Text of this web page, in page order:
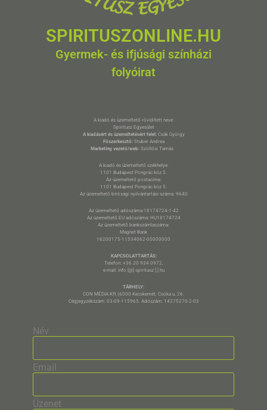
SPIRITUSZONLINE.HU
Gyermek- és ifjúsági színházi
folyóirat
A kiadó és üzemeltető rövidített neve:
Spiritusz Egyesület
A kiadásért és üzemeltetésért felel:Csák György
Főszerkesztő:Stuber Andrea
Marketing vezető/web: Szöllősi Tamás *
A kiadó és üzemeltető székhelye:
1101 Budapest Pongrác köz 5.
Az üzemeltető postacíme:
1101 Budapest Pongrác köz 5.
Az üzemeltető bírósági nyilvántartási száma: 9640
Az üzemeltető adószáma:18174724-1-42
Az üzemeltető EU adószáma: HU18174724
Az üzemeltető bankszámlaszáma:
Magnet Bank
16200175-11534062-00000000
KAPCSOLATTARTÁS:
Telefon: +36 20 934 0972,
e-mail: info [@] spiritusz [.] hu
TÁRHELY:
CON MÉDIA Kft (6000 Kecskemét, Csóka u. 26.
Cégjegyzékszám: 03-09-115965. Adószám: 14275270-2-03
Név
Email
Üzenet